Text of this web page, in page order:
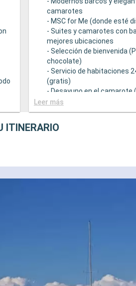
camarotes
- MSC for Me (donde esté
- Suites y camarotes con
mejores ubicaciones
- Selección de bienvenida
chocolate)
- Servicio de habitaciones
(gratis)
- Desayuno en el camarote
GASTRONOMÍA
- Opción de reservar la
Incluido
variedad de restricciones
prepago de restaurante de
- Área de piscina
- Instalaciones deportivas
Leer más
ITINERARIO